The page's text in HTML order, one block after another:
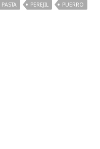
PASTA PEREJIL
PUERRO